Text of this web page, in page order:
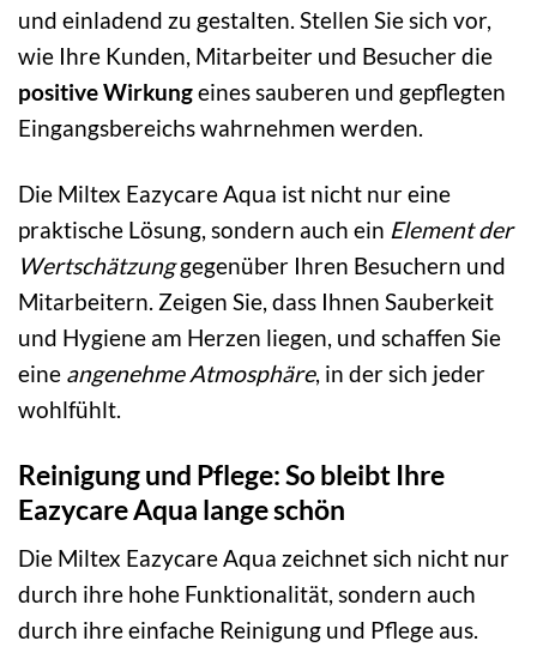
und einladend zu gestalten. Stellen Sie sich vor,
wie Ihre Kunden, Mitarbeiter und Besucher die
positive Wirkungeines sauberen und gepflegten
Eingangsbereichs wahrnehmen werden.
Die Miltex Eazycare Aqua ist nicht nur eine
praktische Lösung, sondern auch ein Element der
Wertschätzunggegenüber Ihren Besuchern und
Mitarbeitern. Zeigen Sie, dass Ihnen Sauberkeit
und Hygiene am Herzen liegen, und schaffen Sie
eine angenehme Atmosphäre, in der sich jeder
wohlfühlt.
Reinigung und Pflege: So bleibt Ihre
Eazycare Aqua lange schön
Die Miltex Eazycare Aqua zeichnet sich nicht nur
durch ihre hohe Funktionalität, sondern auch
durch ihre einfache Reinigung und Pflege aus.